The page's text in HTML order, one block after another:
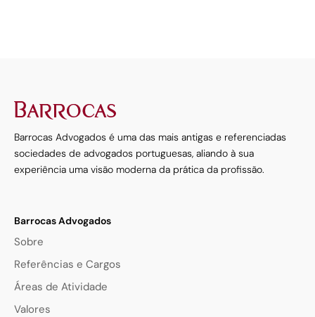
Barrocas Advogados é uma das mais antigas e referenciadas
sociedades de advogados portuguesas, aliando à sua
experiência uma visão moderna da prática da profissão.
Barrocas Advogados
Sobre
Referências e Cargos
Áreas de Atividade
Valores